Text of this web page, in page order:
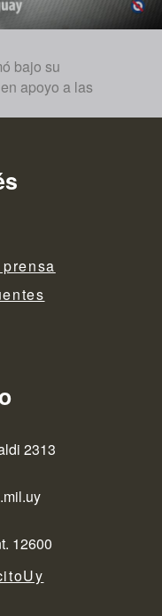
bajo su
apoyo a las
2313
12600